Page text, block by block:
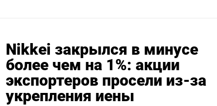
Nikkei закрылся в минусе
более чем на 1%: акции
экспортеров просели из-за
укрепления иены